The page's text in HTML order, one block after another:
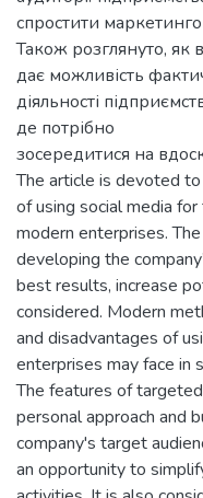
спростити
Також розглянуто, як
дає можливість
діяльності
де потрібно
зосередитися на
The article is devoted
of using social media
modern enterprises.
developing the
best results, increase
considered. Modern
and disadvantages of
enterprises may face in
The features of
personal approach and
company's target
an opportunity to